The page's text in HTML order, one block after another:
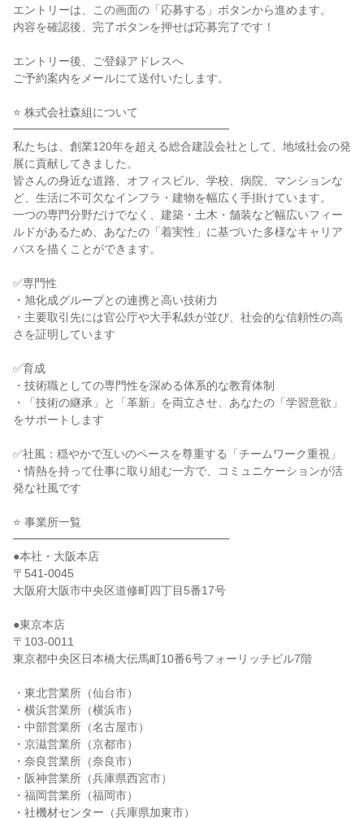
エントリーは、この画面の「応募する」ボタンから進めます。
内容を確認後、完了ボタンを押せば応募完了です！
エントリー後、ご登録アドレスへ
ご予約案内をメールにて送付いたします。
⭐ 株式会社森組について
━━━━━━━━━━━━━━━━━━━
私たちは、創業120年を超える総合建設会社として、地域社会の発
展に貢献してきました。
皆さんの身近な道路、オフィスビル、学校、病院、マンションな
ど、生活に不可欠なインフラ・建物を幅広く手掛けています。
一つの専門分野だけでなく、建築・土木・舗装など幅広いフィー
ルドがあるため、あなたの「着実性」に基づいた多様なキャリア
パスを描くことができます。
✅専門性
・旭化成グループとの連携と高い技術力
・主要取引先には官公庁や大手私鉄が並び、社会的な信頼性の高
さを証明しています
✅育成
・技術職としての専門性を深める体系的な教育体制
・「技術の継承」と「革新」を両立させ、あなたの「学習意欲」
をサポートします
✅社風：穏やかで互いのペースを尊重する「チームワーク重視」
・情熱を持って仕事に取り組む一方で、コミュニケーションが活
発な社風です
⭐ 事業所一覧
━━━━━━━━━━━━━━━━━━━
●本社・大阪本店
〒541-0045
大阪府大阪市中央区道修町四丁目5番17号
●東京本店
〒103-0011
東京都中央区日本橋大伝馬町10番6号フォーリッチビル7階
・東北営業所（仙台市）
・横浜営業所（横浜市）
・中部営業所（名古屋市）
・京滋営業所（京都市）
・奈良営業所（奈良市）
・阪神営業所（兵庫県西宮市）
・福岡営業所（福岡市）
・社機材センター（兵庫県加東市）